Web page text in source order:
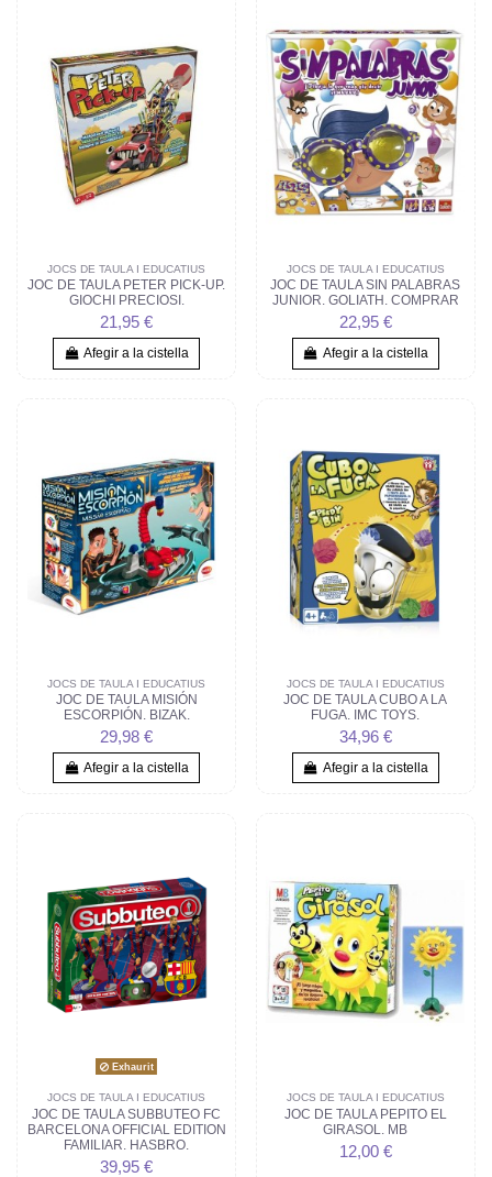
JOCS DE TAULA I EDUCATIUS
JOC DE TAULA PETER PICK-UP.
GIOCHI PRECIOSI.
21,95 €
Afegir a la cistella
JOCS DE TAULA I EDUCATIUS
JOC DE TAULA SIN PALABRAS
JUNIOR. GOLIATH. COMPRAR
22,95 €
Afegir a la cistella
JOCS DE TAULA I EDUCATIUS
JOC DE TAULA MISIÓN
ESCORPIÓN. BIZAK.
29,98 €
Afegir a la cistella
JOCS DE TAULA I EDUCATIUS
JOC DE TAULA CUBO A LA
FUGA. IMC TOYS.
34,96 €
Afegir a la cistella
Exhaurit
JOCS DE TAULA I EDUCATIUS
JOC DE TAULA SUBBUTEO FC
BARCELONA OFFICIAL EDITION
FAMILIAR. HASBRO.
39,95 €
JOCS DE TAULA I EDUCATIUS
JOC DE TAULA PEPITO EL
GIRASOL. MB
12,00 €